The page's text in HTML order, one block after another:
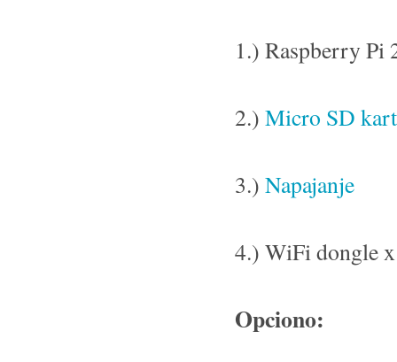
1.) Raspberry
2.) Micro SD
3.) Napajanje
4.) WiFi dongle
Opciono: